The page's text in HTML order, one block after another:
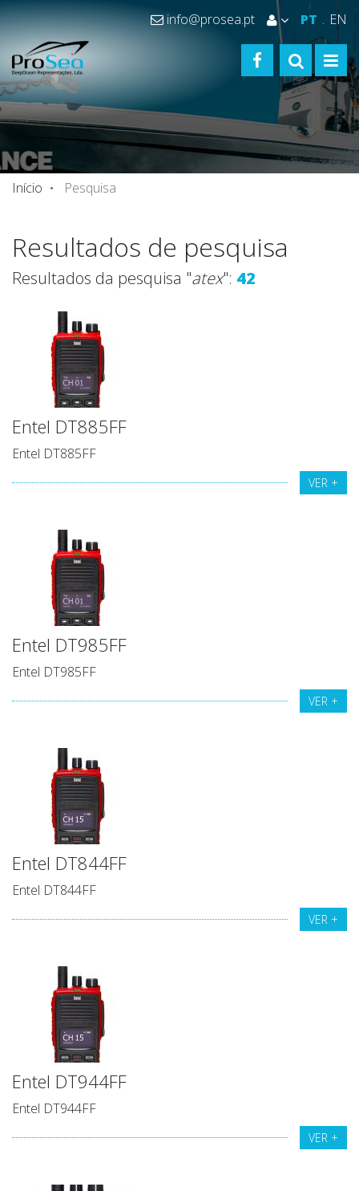
info@prosea.pt PT EN
FACEBOOK
TOGGLE
Início Pesquisa
Resultados de pesquisa
Resultados da pesquisa "atex": 42
Entel DT885FF
Entel DT885FF
VER +
Entel DT985FF
Entel DT985FF
VER +
Entel DT844FF
Entel DT844FF
VER +
Entel DT944FF
Entel DT944FF
VER +